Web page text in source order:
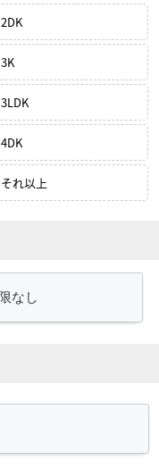
2DK
3K
3LDK
4DK
それ以上